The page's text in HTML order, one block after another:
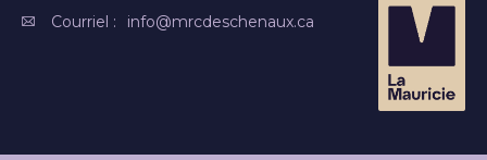
Courriel :
info@mrcdeschenaux.ca